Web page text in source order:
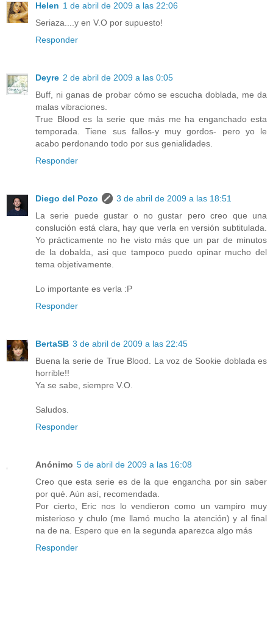
Helen 1 de abril de 2009 a las 22:06
Seriaza....y en V.O por supuesto!
Responder
Deyre 2 de abril de 2009 a las 0:05
Buff, ni ganas de probar cómo se escucha doblada, me da
malas vibraciones.
True Blood es la serie que más me ha enganchado esta
temporada. Tiene sus fallos-y muy gordos- pero yo le
acabo perdonando todo por sus genialidades.
Responder
Diego del Pozo
3 de abril de 2009 a las 18:51
La serie puede gustar o no gustar pero creo que una
conslución está clara, hay que verla en versión subtitulada.
Yo prácticamente no he visto más que un par de minutos
de la dobalda, asi que tampoco puedo opinar mucho del
tema objetivamente.
Lo importante es verla :P
Responder
BertaSB 3 de abril de 2009 a las 22:45
Buena la serie de True Blood. La voz de Sookie doblada es
horrible!!
Ya se sabe, siempre V.O.
Saludos.
Responder
Anónimo 5 de abril de 2009 a las 16:08
Creo que esta serie es de la que engancha por sin saber
por qué. Aún así, recomendada.
Por cierto, Eric nos lo vendieron como un vampiro muy
misterioso y chulo (me llamó mucho la atención) y al final
na de na. Espero que en la segunda aparezca algo más
Responder